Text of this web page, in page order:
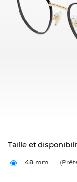
Taille et
48 mm